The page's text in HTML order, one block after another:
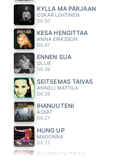
KYLLÄ MÄ PÄRJÄÄN
OSKAR LEHTINEN
04.50
KESA HENGITTÄÄ
ANNA ERIKSSON
04.47
ENNEN SUA
OLLIE
04.39
SEITSEMAS TAIVAS
ANNELI MATTILA
04.35
IHANUUTENI
ÄSSÄT
04.27
HUNG UP
MADONNA
04.22
SUORINTA TIETÄ